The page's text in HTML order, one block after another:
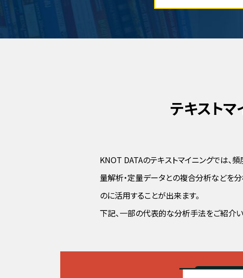
テキスト
KNOT DATAのテキストマイニングでは、
量解析・定量データとの複合分析などを
のに活用することが出来ます。
下記、一部の代表的な分析手法をご紹介い